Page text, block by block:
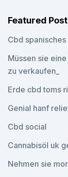
Featured
Cbd
Müssen sie
zu verkaufen_
Erde cbd toms
Genial hanf
Cbd social
Cannabisöl uk
Nehmen sie